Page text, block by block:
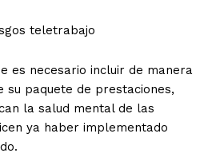
es necesario incluir de manera
su paquete de prestaciones,
la salud mental de las
ya haber implementado